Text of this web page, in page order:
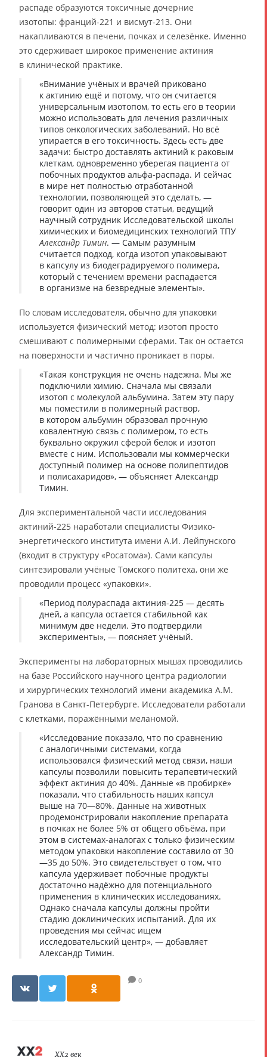
распаде образуются токсичные дочерние
изотопы: франций-221 и висмут-213. Они
накапливаются в печени, почках и селезёнке. Именно
это сдерживает широкое применение актиния
в клинической практике.
«Внимание учёных и врачей приковано
к актинию ещё и потому, что он считается
универсальным изотопом, то есть его в теории
можно использовать для лечения различных
типов онкологических заболеваний. Но всё
упирается в его токсичность. Здесь есть две
задачи: быстро доставлять актиний к раковым
клеткам, одновременно уберегая пациента от
побочных продуктов альфа-распада. И сейчас
в мире нет полностью отработанной
технологии, позволяющей это сделать, —
говорит один из авторов статьи, ведущий
научный сотрудник Исследовательской школы
химических и биомедицинских технологий ТПУ
Александр Тимин. — Самым разумным
считается подход, когда изотоп упаковывают
в капсулу из биодеградируемого полимера,
который с течением времени распадается
в организме на безвредные элементы».
По словам исследователя, обычно для упаковки
используется физический метод: изотоп просто
смешивают с полимерными сферами. Так он остается
на поверхности и частично проникает в поры.
«Такая конструкция не очень надежна. Мы же
подключили химию. Сначала мы связали
изотоп с молекулой альбумина. Затем эту пару
мы поместили в полимерный раствор,
в котором альбумин образовал прочную
ковалентную связь с полимером, то есть
буквально окружил сферой белок и изотоп
вместе с ним. Использовали мы коммерчески
доступный полимер на основе полипептидов
и полисахаридов», — объясняет Александр
Тимин.
Для экспериментальной части исследования
актиний-225 наработали специалисты Физико-
энергетического института имени А.И. Лейпунского
(входит в структуру «Росатома»). Сами капсулы
синтезировали учёные Томского политеха, они же
проводили процесс «упаковки».
«Период полураспада актиния-225 — десять
дней, а капсула остается стабильной как
минимум две недели. Это подтвердили
эксперименты», — поясняет учёный.
Эксперименты на лабораторных мышах проводились
на базе Российского научного центра радиологии
и хирургических технологий имени академика А.М.
Гранова в Санкт-Петербурге. Исследователи работали
с клетками, поражёнными меланомой.
«Исследование показало, что по сравнению
с аналогичными системами, когда
использовался физический метод связи, наши
капсулы позволили повысить терапевтический
эффект актиния до 40%. Данные «в пробирке»
показали, что стабильность наших капсул
выше на 70—80%. Данные на животных
продемонстрировали накопление препарата
в почках не более 5% от общего объёма, при
этом в системах-аналогах с только физическим
методом упаковки накопление составило от 30
—35 до 50%. Это свидетельствует о том, что
капсула удерживает побочные продукты
достаточно надёжно для потенциального
применения в клинических исследованиях.
Однако сначала капсулы должны пройти
стадию доклинических испытаний. Для их
проведения мы сейчас ищем
исследовательский центр», — добавляет
Александр Тимин.
0
XX2 век